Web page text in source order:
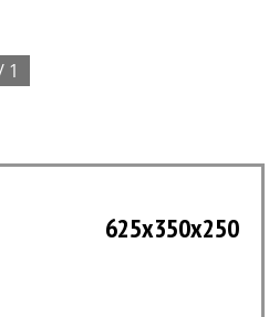
1
625x350x250